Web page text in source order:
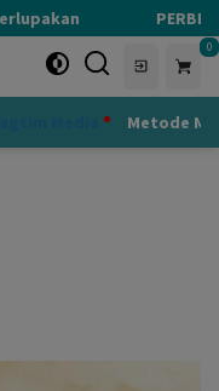
PERBEDAAN
0
Metode